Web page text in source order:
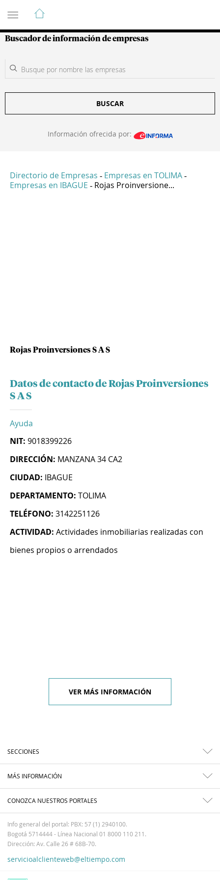
Guía de Empresas Colombianas
Buscador de información de empresas
BUSCAR
Información ofrecida por:
Directorio de Empresas - Empresas en TOLIMA -
Empresas en IBAGUE - Rojas Proinversione...
Rojas Proinversiones S A S
Datos de contacto de Rojas Proinversiones
S A S
Ayuda
NIT: 9018399226
DIRECCIÓN: MANZANA 34 CA2
CIUDAD: IBAGUE
DEPARTAMENTO: TOLIMA
TELÉFONO: 3142251126
ACTIVIDAD: Actividades inmobiliarias realizadas con
bienes propios o arrendados
VER MÁS INFORMACIÓN
SECCIONES
MÁS INFORMACIÓN
CONOZCA NUESTROS PORTALES
Info general del portal: PBX: 57 (1) 2940100.
Bogotá 5714444 - Línea Nacional 01 8000 110 211.
Dirección: Av. Calle 26 # 68B-70.
servicioalclienteweb@eltiempo.com